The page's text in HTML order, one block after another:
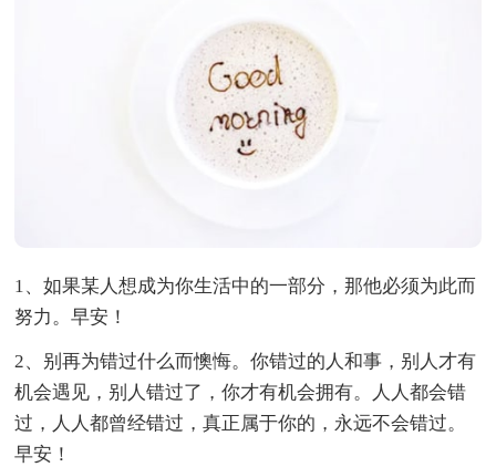
1、如果某人想成为你生活中的一部分，那他必须为此而
努力。早安！
2、别再为错过什么而懊悔。你错过的人和事，别人才有
机会遇见，别人错过了，你才有机会拥有。人人都会错
过，人人都曾经错过，真正属于你的，永远不会错过。
早安！